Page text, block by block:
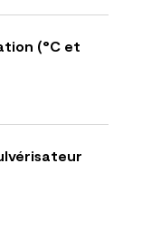
(°C et